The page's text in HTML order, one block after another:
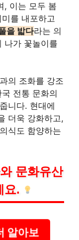
, 이는 모두 봄
를 내포하고
을 밟다라는 의
나가 꽃놀이를
의 조화를 강조
전통 문화의
니다. 현대에
더욱 강화하고,
식도 함양하는
문화유산
요.
알아보